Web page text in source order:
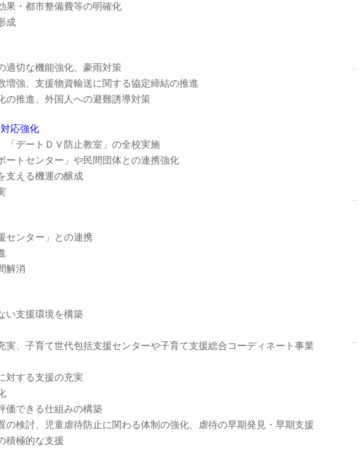
・都市整備費等の明確化
成
切な機能強化、豪雨対策
強、支援物資輸送に関する協定締結の推進
推進、外国人への避難誘導対策
応強化
デートＤＶ防止教室」の全校実施
トセンター」や民間団体との連携強化
支える機運の醸成
センター」との連携
解消
い支援環境を構築
、子育て世代包括支援センターや子育て支援総合コーディネート事業
対する支援の充実
価できる仕組みの構築
検討、児童虐待防止に関わる体制の強化、虐待の早期発見・早期支援
積極的な支援